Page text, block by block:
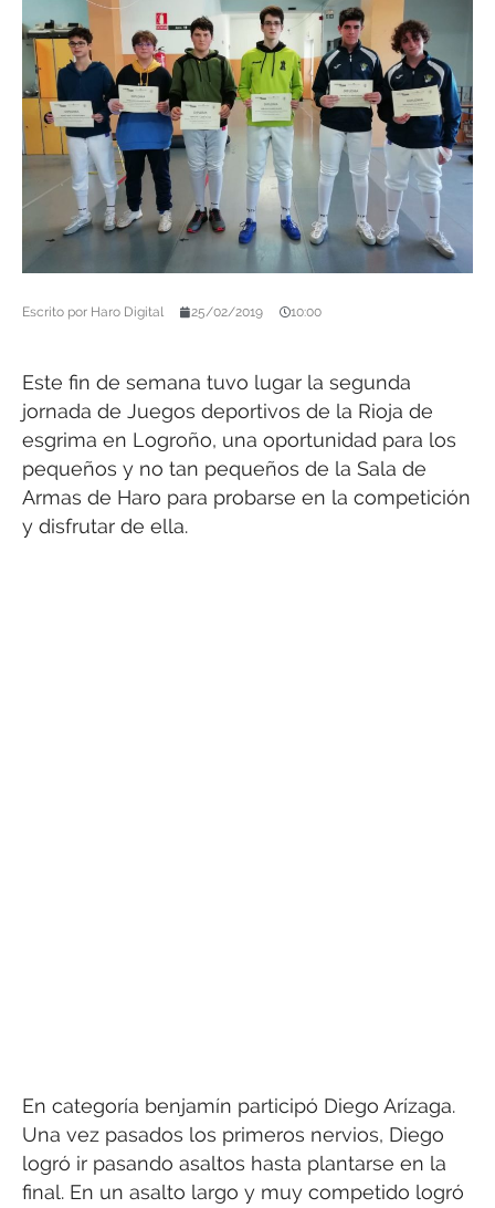
Escrito por Haro Digital 25/02/2019 10:00
Este fin de semana tuvo lugar la segunda
jornada de Juegos deportivos de la Rioja de
esgrima en Logroño, una oportunidad para los
pequeños y no tan pequeños de la Sala de
Armas de Haro para probarse en la competición
y disfrutar de ella.
En categoría benjamín participó Diego Arízaga.
Una vez pasados los primeros nervios, Diego
logró ir pasando asaltos hasta plantarse en la
final. En un asalto largo y muy competido logró